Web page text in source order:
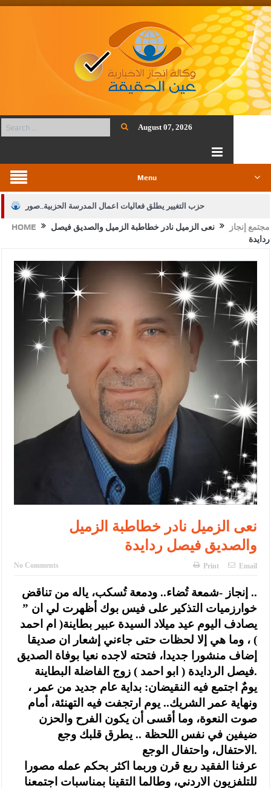
August 07, 2026
Menu
حزب التغيير يطلق فعاليات اعمال المدرسة الحزبية..صور
الجيش يفتح باب التجنيد لحملة البكالوريوس في الحقوق والقانون
الإسلامية والمسيحية
الأمن يتلف 16 مليون حبة كبتاجون و1480 كغم مواد مخدرة
النواب يقر مشروع تعديل قانون الملكية العقارية
القاضي يلتقي رؤساء تحرير الصحف اليومية ويؤكد حرص مجلس النواب
على شراكة فاعلة مع الإعلام
دعوة المكلفين بخدمة العلم (الدفعة الثالثة) إلى مراجعة منصة خدمة
العلم
الملك يلتقي مجموعة من رفاق السلاح
الملك يتلقى اتصالا هاتفيا من العاهل البحريني
القاضي محمود أحمد فريحات.. مبارك ومزيدا من التوفيق
HOME مجتمع إنجاز
نعى الزميل نادر خطاطبة الزميل والصديق فيصل
ردايدة
نعى الزميل نادر خطاطبة الزميل
والصديق فيصل ردايدة
No Comments Print Email
إنجاز -شمعة تُضاء.. ودمعة تُسكب، ياله من تناقض ..
خوارزميات التذكير على فيس بوك أظهرت لي ان ”
يصادف اليوم عيد ميلاد السيدة عبير بطاينة( ام احمد
) ، وما هي إلا لحظات حتى جاءني إشعار ان صديقا
إضاف منشورا جديدا، فتحته لاجده نعيا بوفاة الصديق
فيصل الردايدة ( ابو احمد ) زوج الفاضلة البطاينة.
يومٌ اجتمع فيه النقيضان: بداية عام جديد من عمر ،
ونهاية عمر الشريك.. يوم ارتجفت فيه التهنئة، أمام
صوت النعوة، وما أقسى أن يكون الفرح والحزن
ضيفين في نفس اللحظة .. يطرق قلبك وجع
الاحتفال، واحتفال الوجع.
عرفنا الفقيد ربع قرن وربما اكثر بحكم عمله مصورا
للتلفزيون الاردني، وطالما التقينا بمناسبات اجتمعنا